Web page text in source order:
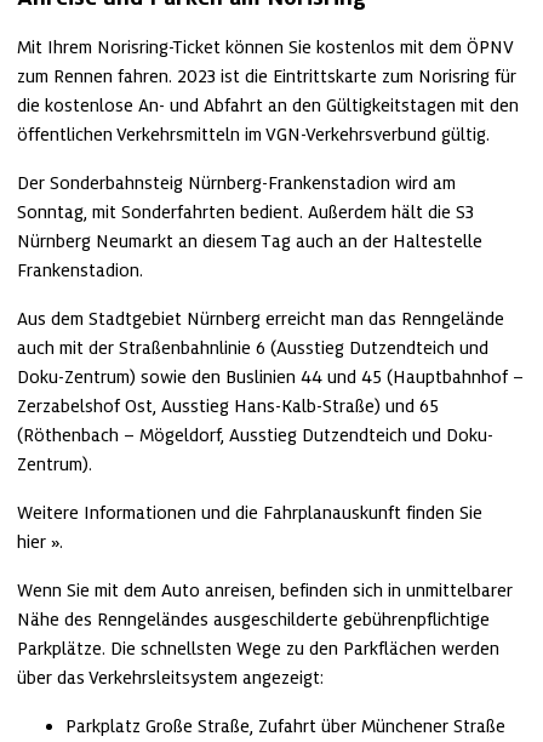
Mit Ihrem Norisring-Ticket können Sie kostenlos mit dem ÖPNV
zum Rennen fahren. 2023 ist die Eintrittskarte zum Norisring für
die kostenlose An- und Abfahrt an den Gültigkeitstagen mit den
öffentlichen Verkehrsmitteln im VGN-Verkehrsverbund gültig.
Der Sonderbahnsteig Nürnberg-Frankenstadion wird am
Sonntag, mit Sonderfahrten bedient. Außerdem hält die S3
Nürnberg Neumarkt an diesem Tag auch an der Haltestelle
Frankenstadion.
Aus dem Stadtgebiet Nürnberg erreicht man das Renngelände
auch mit der Straßenbahnlinie 6 (Ausstieg Dutzendteich und
Doku-Zentrum) sowie den Buslinien 44 und 45 (Hauptbahnhof –
Zerzabelshof Ost, Ausstieg Hans-Kalb-Straße) und 65
(Röthenbach – Mögeldorf, Ausstieg Dutzendteich und Doku-
Zentrum).
Weitere Informationen und die Fahrplanauskunft finden Sie
hier
.
Wenn Sie mit dem Auto anreisen, befinden sich in unmittelbarer
Nähe des Renngeländes ausgeschilderte gebührenpflichtige
Parkplätze. Die schnellsten Wege zu den Parkflächen werden
über das Verkehrsleitsystem angezeigt:
Parkplatz Große Straße, Zufahrt über Münchener Straße